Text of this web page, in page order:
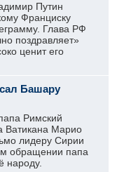
Путин
Франциску
Глава РФ
поздравляет»
ценит его
Башару
Римский
Ватикана Марио
лидеру Сирии
обращении папа
народу.